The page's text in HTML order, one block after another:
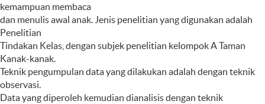
kemampuan membaca
dan menulis awal anak. Jenis penelitian yang digunakan adalah
Penelitian
Tindakan Kelas, dengan subjek penelitian kelompok A Taman
Kanak-kanak.
Teknik pengumpulan data yang dilakukan adalah dengan teknik
observasi.
Data yang diperoleh kemudian dianalisis dengan teknik